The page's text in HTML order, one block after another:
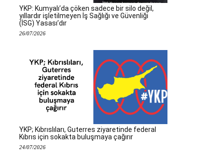
YKP: Kumyalı’da çöken sadece bir silo değil,
yıllardır işletilmeyen İş Sağlığı ve Güvenliği
(İSG) Yasası’dır
26/07/2026
YKP; Kıbrıslıları, Guterres ziyaretinde federal
Kıbrıs için sokakta buluşmaya çağırır
24/07/2026